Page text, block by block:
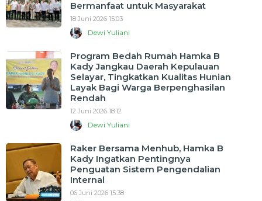
Bermanfaat untuk Masyarakat
18 Juni 2026 15:03
Dewi Yuliani
Program Bedah Rumah Hamka B
Kady Jangkau Daerah Kepulauan
Selayar, Tingkatkan Kualitas Hunian
Layak Bagi Warga Berpenghasilan
Rendah
12 Juni 2026 18:12
Dewi Yuliani
Raker Bersama Menhub, Hamka B
Kady Ingatkan Pentingnya
Penguatan Sistem Pengendalian
Internal
06 Juni 2026 15:38